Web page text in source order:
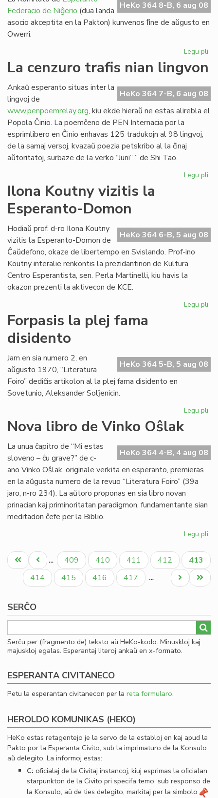
HeKo 364 8-B, 6 aug 08
Federacio de Niĝerio (dua landa
asocio akceptita en la Pakton) kunvenos ﬁne de aŭgusto en
Owerri.
Legu pli
La cenzuro trafis nian lingvon
HeKo 364 7-B, 6 aug 08
Ankaŭ esperanto situas inter la
lingvoj de
www.penpoemrelay.org, kiu ekde hieraŭ ne estas alirebla el
Popola Ĉinio. La poemĉeno de PEN Internacia por la
esprimlibero en Ĉinio enhavas 125 tradukojn al 98 lingvoj,
de la samaj versoj, kvazaŭ poezia petskribo al la ĉinaj
aŭtoritatoj, surbaze de la verko “Juni” ” de Shi Tao.
Legu pli
Ilona Koutny vizitis la
Esperanto-Domon
HeKo 364 6-B, 5 aug 08
Hodiaŭ prof. d-ro Ilona Koutny
vizitis la Esperanto-Domon de
Ĉaŭdefono, okaze de libertempo en Svislando. Prof-ino
Koutny interalie renkontis la prezidantinon de Kultura
Centro Esperantista, sen. Perla Martinelli, kiu havis la
okazon prezenti la aktivecon de KCE.
Legu pli
Forpasis la plej fama
disidento
HeKo 364 5-B, 5 aug 08
Jam en sia numero 2, en
aŭgusto 1970, “Literatura
Foiro” dediĉis artikolon al la plej fama disidento en
Sovetunio, Aleksander Solĵenicin.
Legu pli
Nova libro de Vinko Oŝlak
HeKo 364 4-B, 4 aug 08
La unua ĉapitro de “Mi estas
sloveno – ĉu grave?” de c-
ano Vinko Oŝlak, originale verkita en esperanto, premieras
en la aŭgusta numero de la revuo “Literatura Foiro” (39a
jaro, n-ro 234). La aŭtoro proponas en sia libro novan
prinacian kaj priminoritatan paradigmon, fundamentante sian
meditadon ĉefe per la Biblio.
Legu pli
de
Pagination
Unua
paĝo
Antaŭa
paĝo
… Paĝo
409 Paĝo
410 Paĝo
411 Paĝo
412
Aktuala
paĝo
413
Paĝo
414 Paĝo
415 Paĝo
416 Paĝo
417 …
Last
page
Next
page
SERĈO
Serĉu per (fragmento de) teksto aŭ HeKo-kodo. Minuskloj kaj
majuskloj egalas. Esperantaj literoj ankaŭ en x-formato.
ESPERANTA CIVITANECO
Petu la esperantan civitanecon per la reta formularo.
HEROLDO KOMUNIKAS (HEKO)
HeKo estas retagentejo je la servo de la establoj en kaj apud la
Pakto por la Esperanta Civito, sub la imprimaturo de la Konsulo
aŭ delegito. La informoj estas:
C: oﬁcialaj de la Civitaj instancoj, kiuj esprimas la oﬁcialan
starpunkton de la Civito pri specifa temo, sub responso de
la Konsulo, aŭ de ties delegito, markitaj per la simbolo
.